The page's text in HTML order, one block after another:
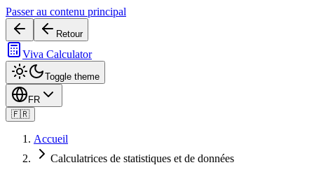
Passer au contenu principal
Retour
Viva Calculator
Toggle theme
FR
🇫🇷
Accueil
Calculatrices de statistiques et de données